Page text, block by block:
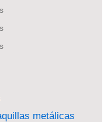
metálicas